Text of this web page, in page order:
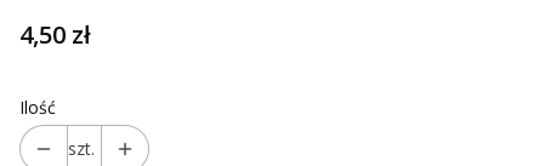
Cena
4,50 zł
Ilość
szt.